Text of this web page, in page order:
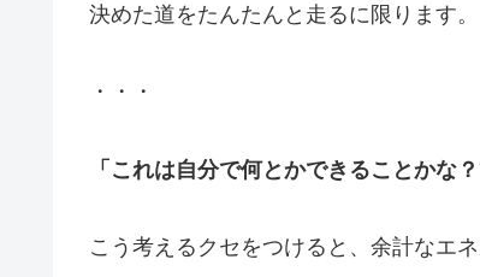
決めた道をたんたんと走るに限ります。
・・・
「これは自分で何とかできることかな
こう考えるクセをつけると、余計なエ